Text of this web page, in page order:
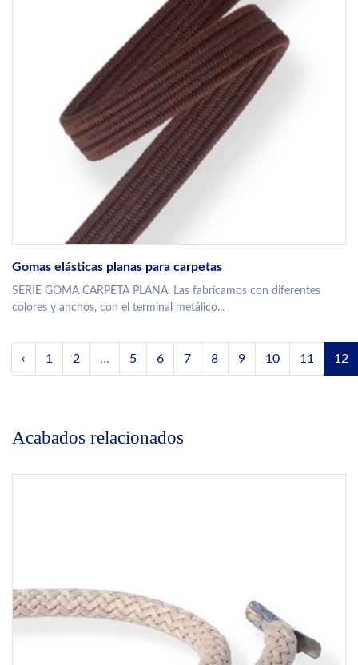
Gomas elásticas planas para carpetas
SERIE GOMA CARPETA PLANA. Las fabricamos con diferentes
colores y anchos, con el terminal metálico...
‹ 1 2 ... 5 6 7 8 9 10 11 12
Acabados relacionados